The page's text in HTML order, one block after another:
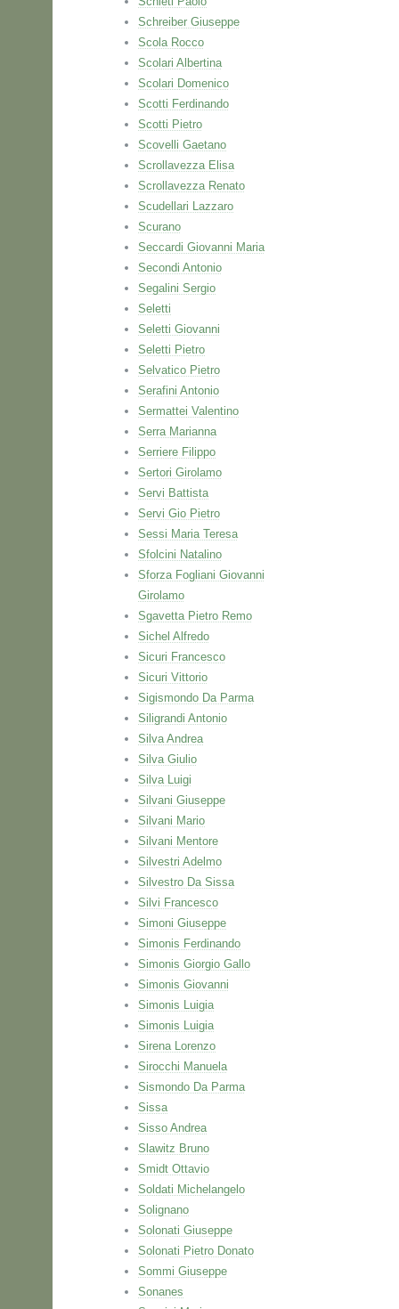
Schreiber Giuseppe
Scola Rocco
Scolari Albertina
Scolari Domenico
Scotti Ferdinando
Scotti Pietro
Scovelli Gaetano
Scrollavezza Elisa
Scrollavezza Renato
Scudellari Lazzaro
Scurano
Seccardi Giovanni Maria
Secondi Antonio
Segalini Sergio
Seletti
Seletti Giovanni
Seletti Pietro
Selvatico Pietro
Serafini Antonio
Sermattei Valentino
Serra Marianna
Serriere Filippo
Sertori Girolamo
Servi Battista
Servi Gio Pietro
Sessi Maria Teresa
Sfolcini Natalino
Sforza Fogliani Giovanni
Girolamo
Sgavetta Pietro Remo
Sichel Alfredo
Sicuri Francesco
Sicuri Vittorio
Sigismondo Da Parma
Siligrandi Antonio
Silva Andrea
Silva Giulio
Silva Luigi
Silvani Giuseppe
Silvani Mario
Silvani Mentore
Silvestri Adelmo
Silvestro Da Sissa
Silvi Francesco
Simoni Giuseppe
Simonis Ferdinando
Simonis Giorgio Gallo
Simonis Giovanni
Simonis Luigia
Simonis Luigia
Sirena Lorenzo
Sirocchi Manuela
Sismondo Da Parma
Sissa
Sisso Andrea
Slawitz Bruno
Smidt Ottavio
Soldati Michelangelo
Solignano
Solonati Giuseppe
Solonati Pietro Donato
Sommi Giuseppe
Sonanes